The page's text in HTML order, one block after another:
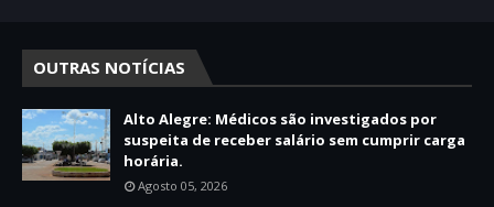
OUTRAS NOTÍCIAS
Alto Alegre: Médicos são investigados por
suspeita de receber salário sem cumprir carga
horária.
Agosto 05, 2026